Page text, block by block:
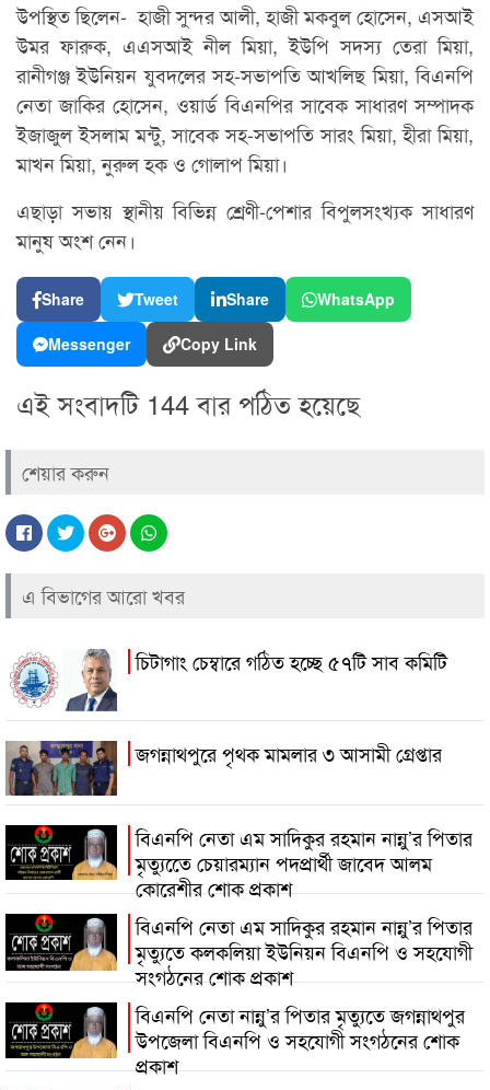
উপস্থিত ছিলেন- হাজী সুন্দর আলী, হাজী মকবুল হোসেন, এসআই
উমর ফারুক, এএসআই নীল মিয়া, ইউপি সদস্য তেরা মিয়া,
রানীগঞ্জ ইউনিয়ন যুবদলের সহ-সভাপতি আখলিছ মিয়া, বিএনপি
নেতা জাকির হোসেন, ওয়ার্ড বিএনপির সাবেক সাধারণ সম্পাদক
ইজাজুল ইসলাম মন্টু, সাবেক সহ-সভাপতি সারং মিয়া, হীরা মিয়া,
মাখন মিয়া, নুরুল হক ও গোলাপ মিয়া।
এছাড়া সভায় স্থানীয় বিভিন্ন শ্রেণী-পেশার বিপুলসংখ্যক সাধারণ
মানুষ অংশ নেন।
Share Tweet Share WhatsApp
Messenger Copy Link
এই সংবাদটি 144 বার পঠিত হয়েছে
শেয়ার করুন
এ বিভাগের আরো খবর
চিটাগাং চেম্বারে গঠিত হচ্ছে ৫৭টি সাব কমিটি
জগন্নাথপুরে পৃথক মামলার ৩ আসামী গ্রেপ্তার
বিএনপি নেতা এম সাদিকুর রহমান নান্নু’র পিতার
মৃত্যুতেে চেয়ারম্যান পদপ্রার্থী জাবেদ আলম
কোরেশীর শোক প্রকাশ
বিএনপি নেতা এম সাদিকুর রহমান নান্নু’র পিতার
মৃত্যুতে কলকলিয়া ইউনিয়ন বিএনপি ও সহযোগী
সংগঠনের শোক প্রকাশ
বিএনপি নেতা নান্নু’র পিতার মৃত্যুতে জগন্নাথপুর
উপজেলা বিএনপি ও সহযোগী সংগঠনের শোক
প্রকাশ